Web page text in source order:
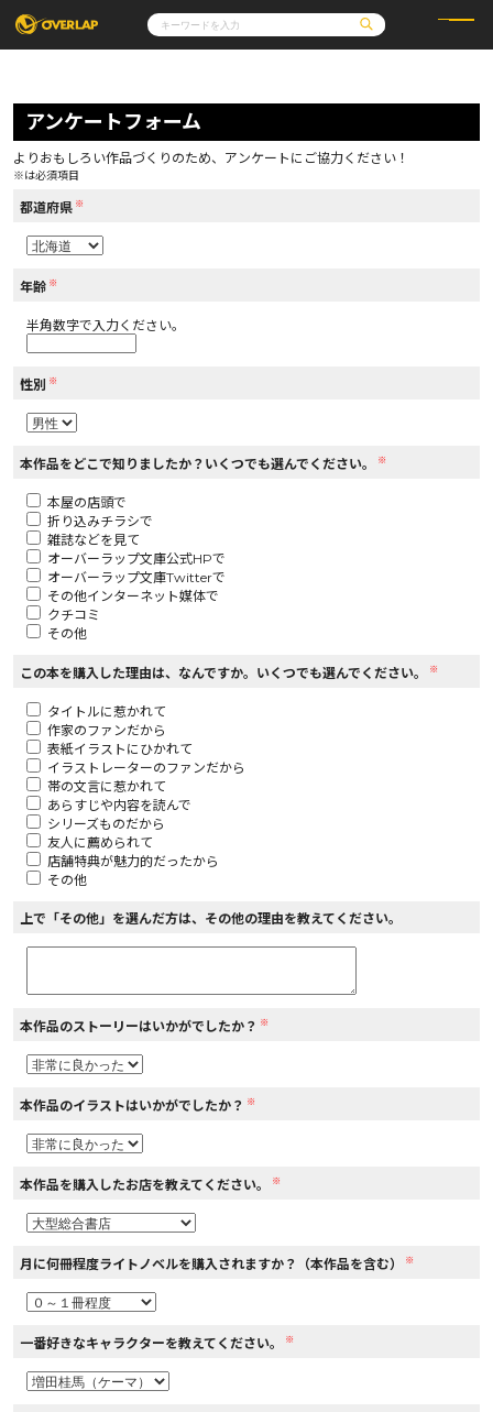
コミック
コミックガルド
コミッククリエ
LiQulle
ラブパルフェ
ライトノベル
ロサージュノベルス
その他
コミックエッセイ
通販・NEWS
OVERLAP STORE
アクセス
オーバーラップホールディングス
コミックパルフェ
閉じる
アンケートフォーム
よりおもしろい作品づくりのため、アンケートにご協力ください！
※は必須項目
都道府県 ※
年齢 ※
半角数字で入力ください。
性別 ※
本作品をどこで知りましたか？いくつでも選んでください。 ※
本屋の店頭で
折り込みチラシで
雑誌などを見て
オーバーラップ文庫公式HPで
オーバーラップ文庫Twitterで
その他インターネット媒体で
クチコミ
その他
この本を購入した理由は、なんですか。いくつでも選んでください。 ※
タイトルに惹かれて
作家のファンだから
表紙イラストにひかれて
イラストレーターのファンだから
帯の文言に惹かれて
あらすじや内容を読んで
シリーズものだから
友人に薦められて
店舗特典が魅力的だったから
その他
上で「その他」を選んだ方は、その他の理由を教えてください。
本作品のストーリーはいかがでしたか？ ※
本作品のイラストはいかがでしたか？ ※
本作品を購入したお店を教えてください。 ※
月に何冊程度ライトノベルを購入されますか？（本作品を含む） ※
一番好きなキャラクターを教えてください。 ※